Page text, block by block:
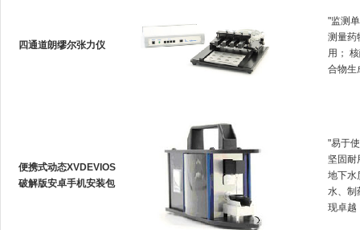
四通道朗缪尔张力仪
"监测单
测量药
用
合物生成
便携式动态XVDEVIOS
破解版安卓手机安装包
"易于使
坚固耐
地下水
水、
现卓越